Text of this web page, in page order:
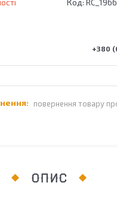
Код:
+380
повернення товару
ОПИС